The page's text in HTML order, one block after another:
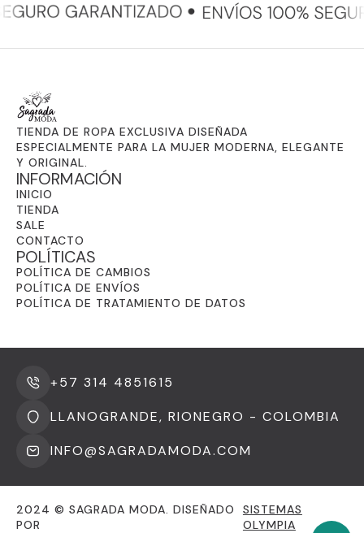
PÁGINA
TIENDA DE ROPA EXCLUSIVA DISEÑADA
ESPECIALMENTE PARA LA MUJER MODERNA, ELEGANTE
Y ORIGINAL.
INFORMACIÓN
INICIO
TIENDA
SALE
CONTACTO
POLÍTICAS
POLÍTICA DE CAMBIOS
POLÍTICA DE ENVÍOS
POLÍTICA DE TRATAMIENTO DE DATOS
+57 314 4851615
LLANOGRANDE, RIONEGRO - COLOMBIA
INFO@SAGRADAMODA.COM
2024 © SAGRADA MODA. DISEÑADO
POR
SISTEMAS
OLYMPIA